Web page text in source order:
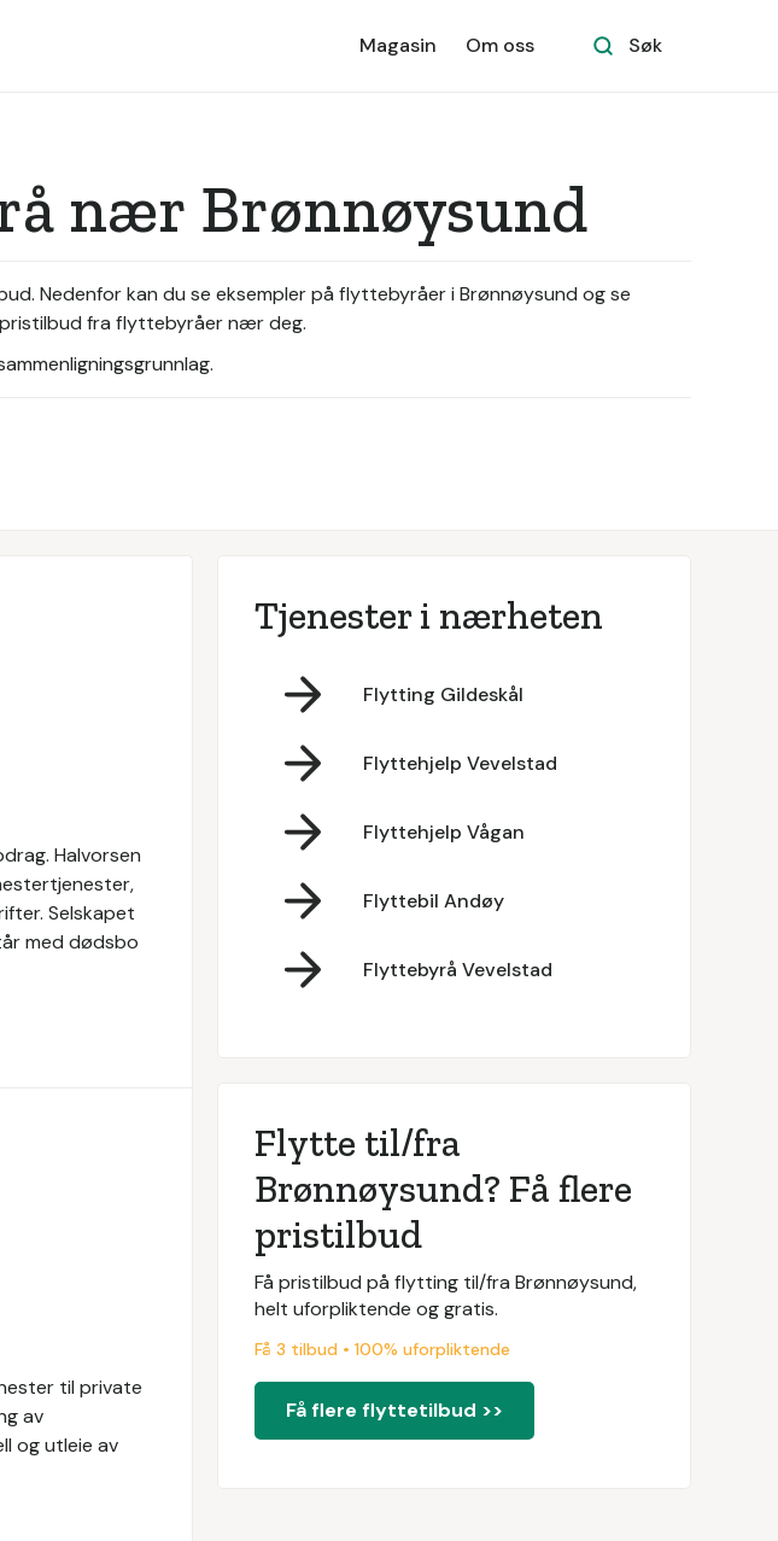
Magasin Om oss Søk
nær Brønnøysund
Nedenfor kan du se eksempler på flyttebyråer i Brønnøysund og se
fra flyttebyråer nær deg.
Halvorsen
Selskapet
med dødsbo
til private
av
og utleie av
Tjenester i nærheten
Flytting Gildeskål
Flyttehjelp Vevelstad
Flyttehjelp Vågan
Flyttebil Andøy
Flyttebyrå Vevelstad
Flytte til/fra
Brønnøysund? Få flere
pristilbud
Få pristilbud på flytting til/fra Brønnøysund,
helt uforpliktende og gratis.
Få 3 tilbud • 100% uforpliktende
Få flere flyttetilbud >>